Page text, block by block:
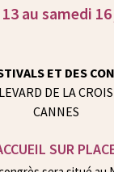
au samedi
ET DES
DE LA
CANNES
SUR